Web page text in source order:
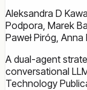
Aleksandra D
Podpora Marek
Paweł Piróg Anna
A dual-agent
conversational
Technology